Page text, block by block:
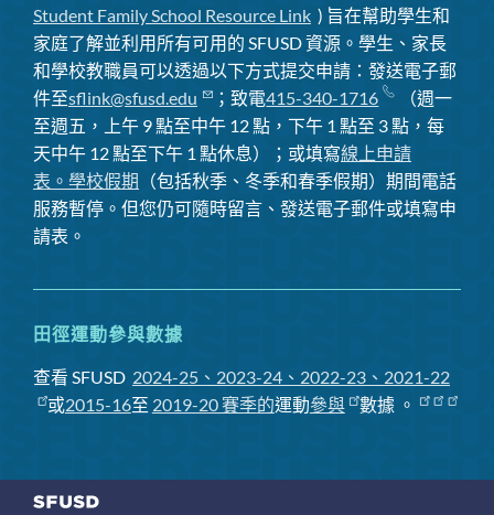
Student Family School Resource Link ) 旨在幫助學生和
家庭了解並利用所有可用的 SFUSD 資源。學生、家長
和學校教職員可以透過以下方式提交申請：發送電子郵
件至sflink@sfusd.edu ；致電415-340-1716
（週一
至週五，上午 9 點至中午 12 點，下午 1 點至 3 點，每
天中午 12 點至下午 1 點休息）；或填寫線上申請
表。 學校假期
（包括秋季、冬季和春季假期）期間電話
服務暫停 。但您仍可隨時留言、發送電子郵件或填寫申
請表。
田徑運動參與數據
查看 SFUSD 2024-25、2023-24、2022-23、2021-22
或2015-16至 2019-20 賽季的運動參與 數據 。